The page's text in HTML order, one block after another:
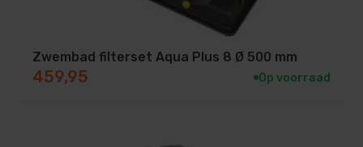
Zwembad filterset Aqua Plus 8 Ø 500 mm
459,95 Op voorraad